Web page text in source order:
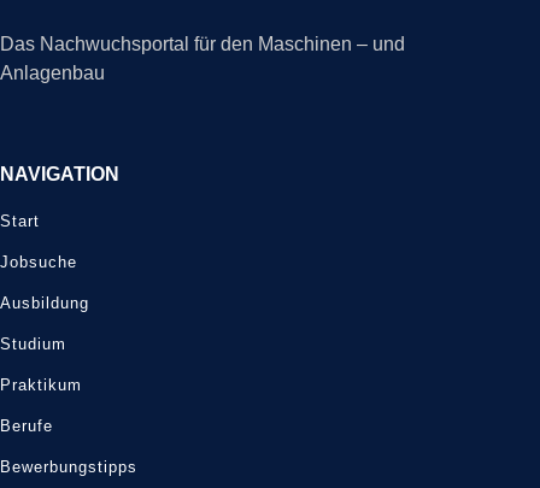
Das Nachwuchsportal für den Maschinen – und
Anlagenbau
NAVIGATION
Start
Jobsuche
Ausbildung
Studium
Praktikum
Berufe
Bewerbungstipps